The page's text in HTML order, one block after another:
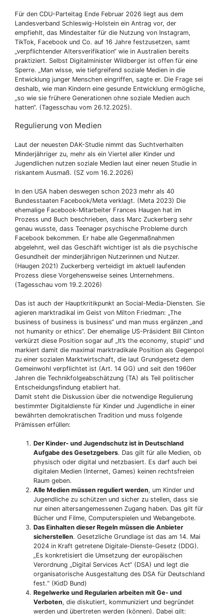
Für den CDU-Parteitag Ende Februar 2026 liegt aus dem
Landesverband Schleswig-Holstein ein Antrag vor, der
empfiehlt, das Mindestalter für die Nutzung von Instagram,
TikTok, Facebook und Co. auf 16 Jahre festzusetzen, samt
„verpflichtender Altersverifikation“ wie in Australien bereits
praktiziert. Selbst Digitalminister Wildberger ist offen für eine
Sperre. „Man wisse, wie tiefgreifend soziale Medien in die
Entwicklung junger Menschen eingriffen, sagte er. Die Frage sei
deshalb, wie man Kindern eine gesunde Entwicklung ermögliche,
„so wie sie frühere Generationen ohne soziale Medien auch
hatten“. (Tagesschau vom 26.12.2025).
Regulierung von Medien
Laut der neuesten DAK-Studie nimmt das Suchtverhalten
Minderjähriger zu, mehr als ein Viertel aller Kinder und
Jugendlichen nutzen soziale Medien laut einer neuen Studie in
riskantem Ausmaß. (SZ vom 16.2.2026)
In den USA haben deswegen schon 2023 mehr als 40
Bundesstaaten Facebook/Meta verklagt. (Meta 2023) Die
ehemalige Facebook-Mitarbeiter Frances Haugen hat im
Prozess und Buch beschrieben, dass Marc Zuckerberg sehr
genau wusste, dass Teenager psychische Probleme durch
Facebook bekommen. Er habe alle Gegenmaßnahmen
abgelehnt, weil das Geschäft wichtiger ist als die psychische
Gesundheit der minderjährigen Nutzerinnen und Nutzer.
(Haugen 2021) Zuckerberg verteidigt im aktuell laufenden
Prozess diese Vorgehensweise seines Unternehmens.
(Tagesschau vom 19.2.2026)
Das ist auch der Hauptkritikpunkt an Social-Media-Diensten. Sie
agieren marktradikal im Geist von Milton Friedman: „The
business of business is business“ und man muss ergänzen „and
not humanity or ethics“. Der ehemalige US-Präsident Bill Clinton
verkürzt diese Position sogar auf „It’s the economy, stupid“ und
markiert damit die maximal marktradikale Position als Gegenpol
zu einer sozialen Marktwirtschaft, die laut Grundgesetz dem
Gemeinwohl verpflichtet ist (Art. 14 GG) und seit den 1960er
Jahren die Technikfolgeabschätzung (TA) als Teil politischer
Entscheidungsfindung etabliert hat.
Damit steht die Diskussion über die notwendige Regulierung
bestimmter Digitaldienste für Kinder und Jugendliche in einer
bewährten demokratischen Tradition und muss folgende
Prämissen erfüllen:
Der Kinder- und Jugendschutz ist in Deutschland
Aufgabe des Gesetzgebers. Das gilt für alle Medien, ob
physisch oder digital und netzbasiert. Es darf auch bei
digitalen Medien (Internet, Games) keinen rechtsfreien
Raum geben.
Alle Medien müssen reguliert werden, um Kinder und
Jugendliche zu schützen und sicher zu stellen, dass sie
nur einen altersangemessenen Zugang haben. Das gilt für
Bücher und Filme, Computerspielen und Webangebote.
Das Einhalten dieser Regeln müssen die Anbieter
sicherstellen. Gesetzliche Grundlage ist das am 14. Mai
2024 in Kraft getretene Digitale-Dienste-Gesetz (DDG).
„Es konkretisiert die Umsetzung der europäischen
Verordnung „Digital Services Act“ (DSA) und legt die
organisatorische Ausgestaltung des DSA für Deutschland
fest.“ (KidD Bund)
Regelwerke und Regularien arbeiten mit Ge- und
Verboten, die diskutiert, kommuniziert und begründet
werden und übertreten werden (können). Dabei gilt: